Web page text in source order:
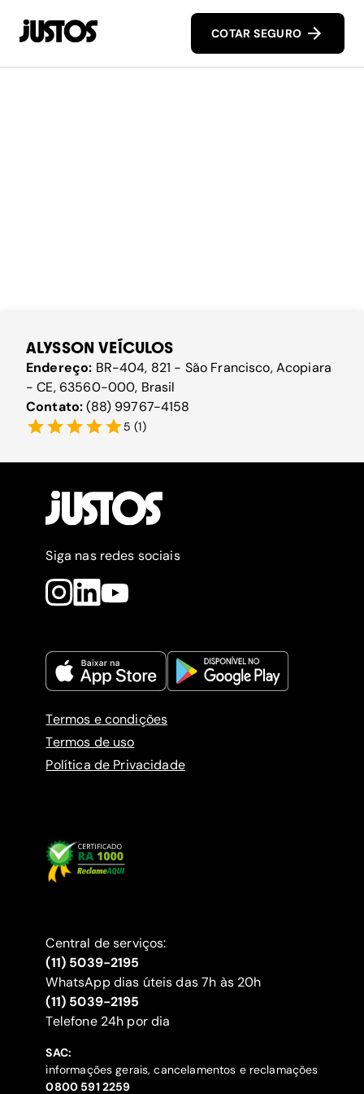
COTAR SEGURO
ALYSSON VEÍCULOS
Endereço: BR-404, 821 - São Francisco, Acopiara
- CE, 63560-000, Brasil
Contato:(88) 99767-4158
5 (1)
Siga nas redes sociais
Termos e condições
Termos de uso
Política de Privacidade
Central de serviços:
(11) 5039-2195
WhatsApp dias úteis das 7h às 20h
(11) 5039-2195
‍Telefone 24h por dia
SAC:
informações gerais, cancelamentos e reclamações
‍0800 591 2259